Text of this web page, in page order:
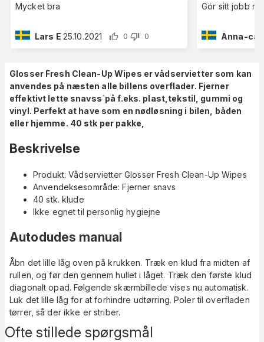
Mycket bra
Lars E 25.10.2021 0 0
Gör sitt jobb
Anna-
Ofte stillede spørgsmål
Glosser Fresh Clean-Up Wipes er vådservietter som kan
anvendes på næsten alle billens overflader. Fjerner
effektivt lette snavss´på f.eks. plast,tekstil, gummi og
vinyl. Perfekt at have som en nødløsning i bilen, båden
eller hjemme. 40 stk per pakke,
Beskrivelse
Produkt: Vådservietter Glosser Fresh Clean-Up Wipes
Anvendeksesområde: Fjerner snavs
40 stk. klude
Ikke egnet til personlig hygiejne
Autodudes manual
Åbn det lille låg oven på krukken. Træk en klud fra midten af ​​
rullen, og før den gennem hullet i låget. Træk den første klud
diagonalt opad. Følgende skærmbillede vises nu automatisk.
Luk det lille låg for at forhindre udtørring. Poler til overfladen
tørrer, så der ikke er striber.